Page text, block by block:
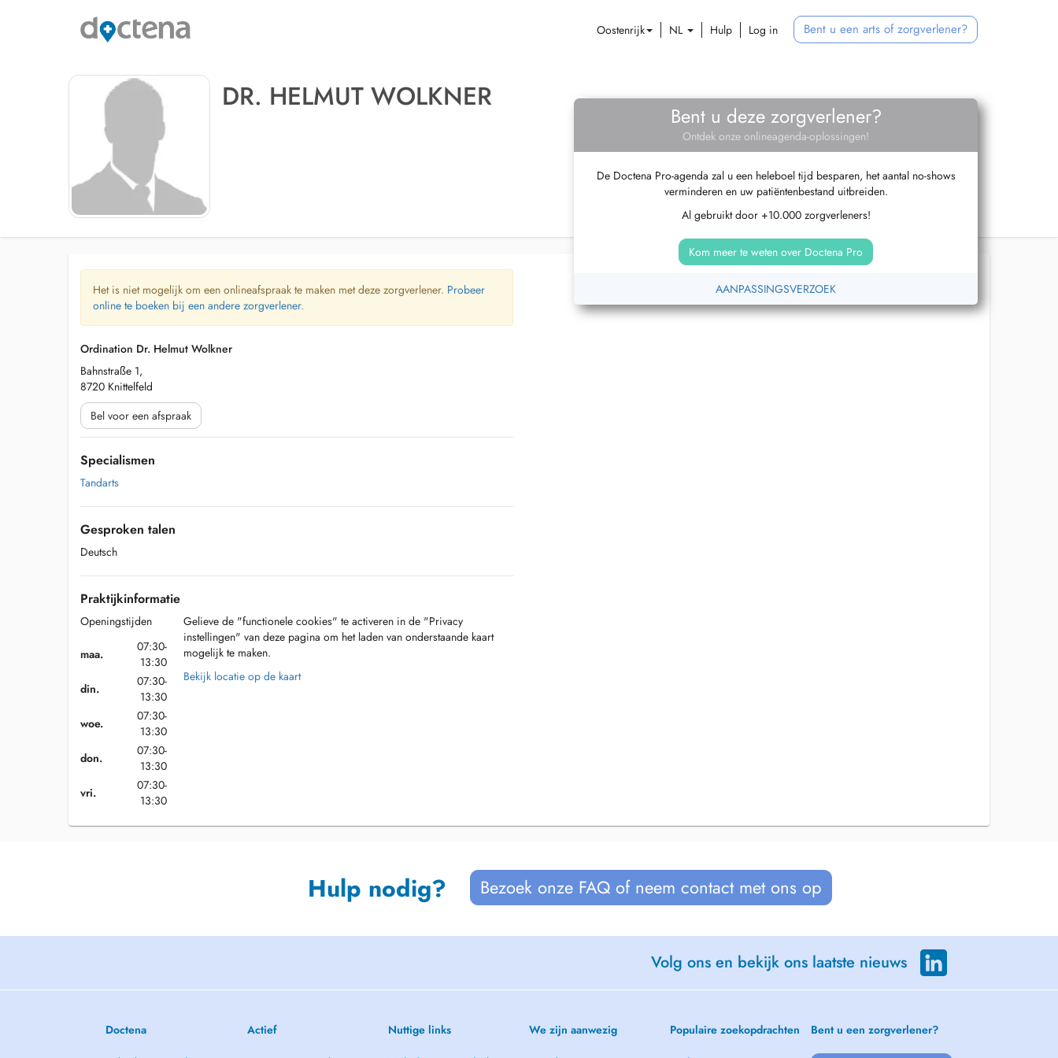
Oostenrijk NL Hulp Log in Bent u een arts of zorgverlener?
DR. HELMUT WOLKNER
Bent u deze zorgverlener?
Ontdek onze onlineagenda-oplossingen!
De Doctena Pro-agenda zal u een heleboel tijd besparen, het aantal no-shows
verminderen en uw patiëntenbestand uitbreiden.
Al gebruikt door +10.000 zorgverleners!
Kom meer te weten over Doctena Pro
AANPASSINGSVERZOEK
Het is niet mogelijk om een onlineafspraak te maken met deze zorgverlener. Probeer
online te boeken bij een andere zorgverlener.
Ordination Dr. Helmut Wolkner
Bahnstraße 1,
8720 Knittelfeld
Bel voor een afspraak
Specialismen
Tandarts
Gesproken talen
Deutsch
Praktijkinformatie
Openingstijden
maa.
07:30-
13:30
din.
07:30-
13:30
woe.
07:30-
13:30
don.
07:30-
13:30
vri.
07:30-
13:30
Gelieve de "functionele cookies" te activeren in de "Privacy
instellingen" van deze pagina om het laden van onderstaande kaart
mogelijk te maken.
Bekijk locatie op de kaart
Hulp nodig? Bezoek onze FAQ of neem contact met ons op
Volg ons en bekijk ons laatste nieuws
Doctena Actief Nuttige links We zijn aanwezig Populaire zoekopdrachten Bent u een zorgverlener?